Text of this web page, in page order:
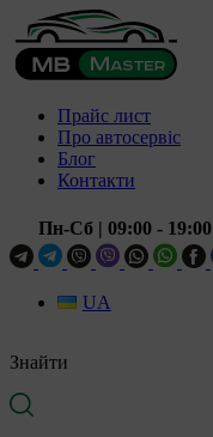
Прайс лист
Про автосервіс
Блог
Контакти
Пн-Сб | 09:00 - 19:00
UA
Знайти